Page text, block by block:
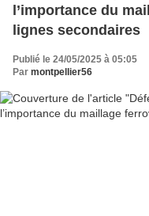
l’importance du
lignes secondaires
Publié le 24/05/2025 à 05:05
Par montpellier56